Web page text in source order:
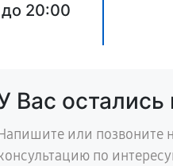
20:00
Вас
или позвоните
по